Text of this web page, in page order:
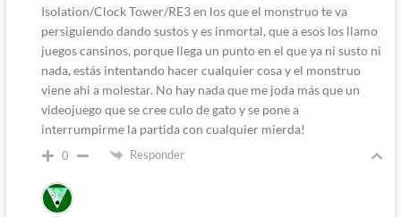
Isolation/Clock Tower/RE3 en los que el monstruo te va
persiguiendo dando sustos y es inmortal, que a esos los llamo
juegos cansinos, porque llega un punto en el que ya ni susto ni
nada, estás intentando hacer cualquier cosa y el monstruo
viene ahi a molestar. No hay nada que me joda más que un
videojuego que se cree culo de gato y se pone a
interrumpirme la partida con cualquier mierda!
0 Responder